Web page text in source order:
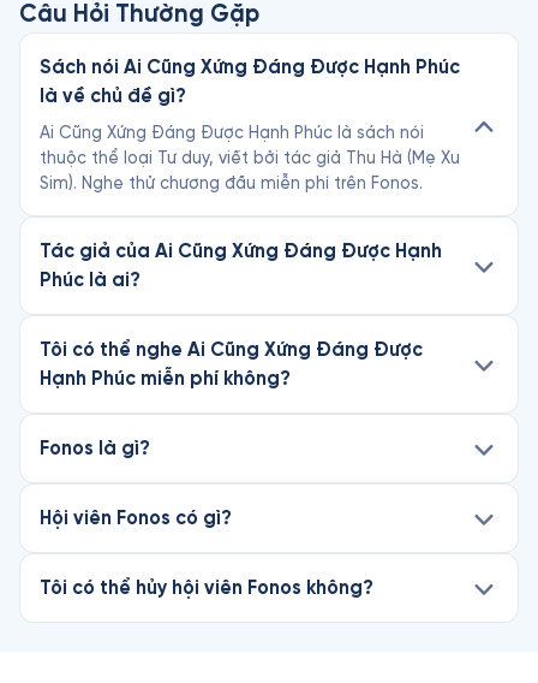
Câu Hỏi Thường Gặp
Sách nói Ai Cũng Xứng Đáng Được Hạnh Phúc
là về chủ đề gì?
Ai Cũng Xứng Đáng Được Hạnh Phúc là sách nói
thuộc thể loại Tư duy, viết bởi tác giả Thu Hà (Mẹ Xu
Sim). Nghe thử chương đầu miễn phí trên Fonos.
Tác giả của Ai Cũng Xứng Đáng Được Hạnh
Phúc là ai?
Tôi có thể nghe Ai Cũng Xứng Đáng Được
Hạnh Phúc miễn phí không?
Fonos là gì?
Hội viên Fonos có gì?
Tôi có thể hủy hội viên Fonos không?